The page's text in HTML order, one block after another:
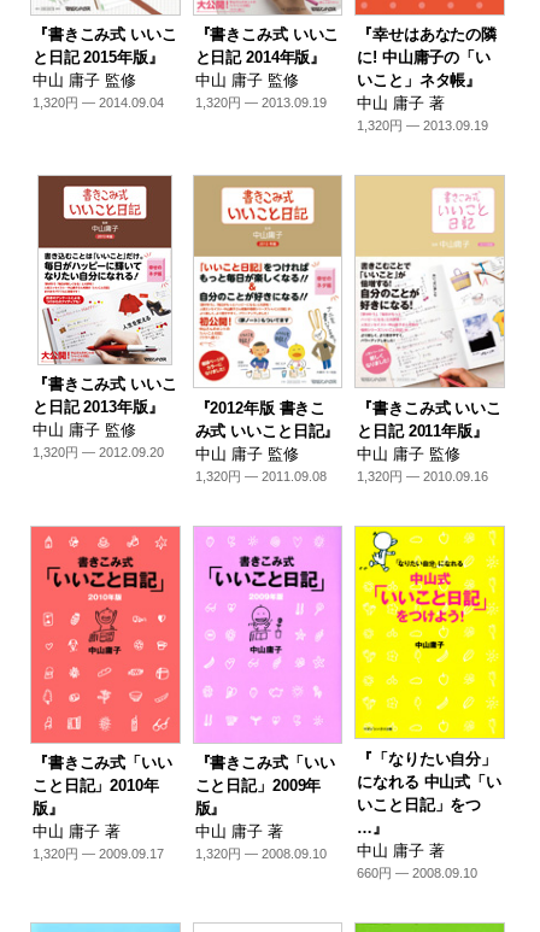
『書きこみ式 いいこ
と日記 2015年版』
中山 庸子 監修
1,320円 — 2014.09.04
『書きこみ式 いいこ
と日記 2014年版』
中山 庸子 監修
1,320円 — 2013.09.19
『幸せはあなたの隣
に! 中山庸子の「い
いこと」ネタ帳』
中山 庸子 著
1,320円 — 2013.09.19
『書きこみ式 いいこ
と日記 2013年版』
中山 庸子 監修
1,320円 — 2012.09.20
『2012年版 書きこ
み式 いいこと日記』
中山 庸子 監修
1,320円 — 2011.09.08
『書きこみ式 いいこ
と日記 2011年版』
中山 庸子 監修
1,320円 — 2010.09.16
『書きこみ式「いい
こと日記」2010年
版』
中山 庸子 著
1,320円 — 2009.09.17
『書きこみ式「いい
こと日記」2009年
版』
中山 庸子 著
1,320円 — 2008.09.10
『「なりたい自分」
になれる 中山式「い
いこと日記」をつ
…』
中山 庸子 著
660円 — 2008.09.10